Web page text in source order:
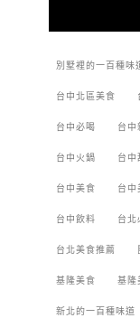
別墅裡的一百種味
台中北區美食
台中必喝 台中
台中火鍋 台中
台中美食 台中
台中飲料 台北
台北美食推薦
基隆美食 基隆
新北的一百種味道